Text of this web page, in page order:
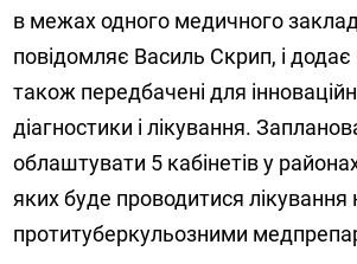
в межах одного медичного
повідомляє Василь Скрип, і
також передбачені для
діагностики і лікування.
облаштувати 5 кабінетів у
яких буде проводитися лікування
протитуберкульозними